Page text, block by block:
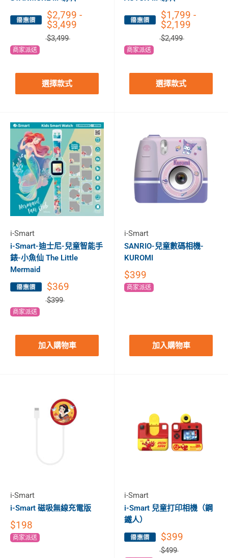
$2,799 -
$3,499
$3,499
商家派送
選擇款式
$1,799 -
$2,199
$2,499
商家派送
選擇款式
i-Smart
i-Smart-迪士尼-兒童智能手
錶-小魚仙 The Little
Mermaid
$369
$399
商家派送
加入購物車
i-Smart
SANRIO-兒童數碼相機-
KUROMI
$399
商家派送
加入購物車
i-Smart
i-Smart 磁吸無線充電版
$198
商家派送
i-Smart
i-Smart 兒童打印相機（鋼
鐵人）
$399
$499